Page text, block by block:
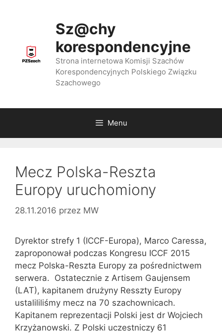
Sz@chy
korespondencyjne
Strona internetowa Komisji Szachów
Korespondencyjnych Polskiego Związku
Szachowego
Menu
Mecz Polska-Reszta
Europy uruchomiony
28.11.2016 przez MW
Dyrektor strefy 1 (ICCF-Europa), Marco Caressa,
zaproponował podczas Kongresu ICCF 2015
mecz Polska-Reszta Europy za pośrednictwem
serwera. Ostatecznie z Artisem Gaujensem
(LAT), kapitanem drużyny Resszty Europy
ustalililiśmy mecz na 70 szachownicach.
Kapitanem reprezentacji Polski jest dr Wojciech
Krzyżanowski. Z Polski uczestniczy 61